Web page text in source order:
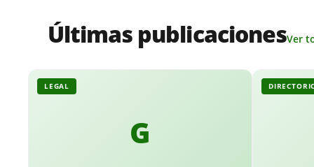
Últimas publicacionesVer
G
LEGAL